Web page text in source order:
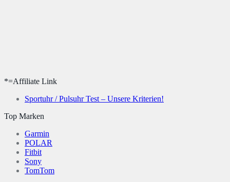
*=Affiliate Link
Sportuhr / Pulsuhr Test – Unsere Kriterien!
Top Marken
Garmin
POLAR
Fitbit
Sony
TomTom